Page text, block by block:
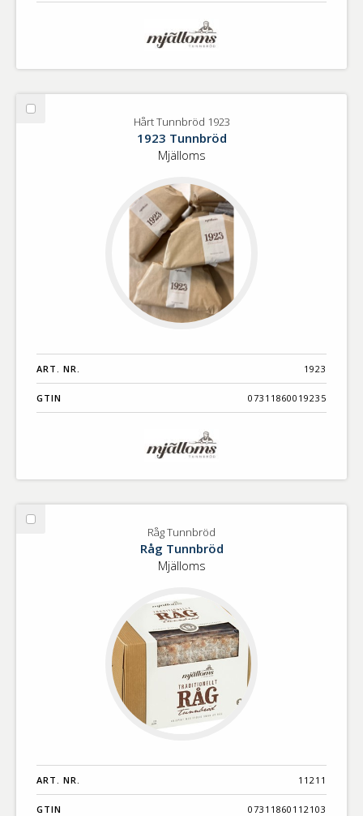
Välj
Hårt Tunnbröd 1923
1923 Tunnbröd
Mjälloms
ART. NR. 1923
GTIN 07311860019235
Välj
Råg Tunnbröd
Råg Tunnbröd
Mjälloms
ART. NR. 11211
GTIN 07311860112103